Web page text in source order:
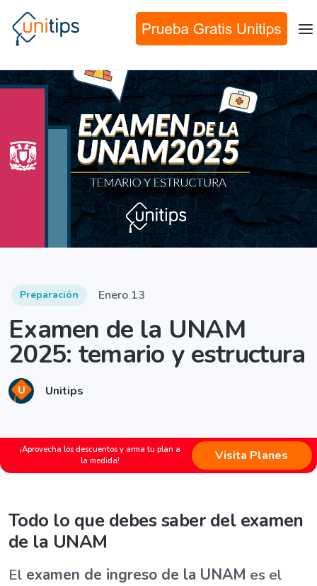
Preparación Enero 13
Examen de la UNAM
2025: temario y estructura
Unitips
¡Aprovecha los descuentos y arma tu plan a
la medida!
Visita Planes
Todo lo que debes saber del examen
de la UNAM
El examen de ingreso de la UNAM es el